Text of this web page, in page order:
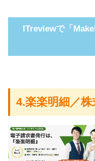
ITreviewで「
4.楽楽明細／